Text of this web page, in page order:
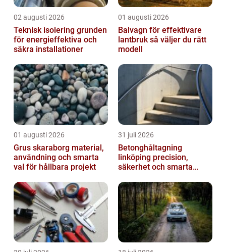
02 augusti 2026
Teknisk isolering grunden
för energieffektiva och
säkra installationer
01 augusti 2026
Balvagn för effektivare
lantbruk så väljer du rätt
modell
01 augusti 2026
Grus skaraborg material,
användning och smarta
val för hållbara projekt
31 juli 2026
Betonghåltagning
linköping precision,
säkerhet och smarta